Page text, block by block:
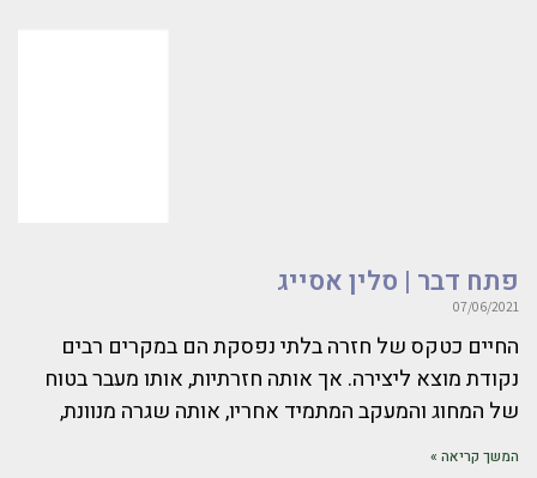
פתח דבר | סלין אסייג
07/06/2021
החיים כטקס של חזרה בלתי נפסקת הם במקרים רבים
נקודת מוצא ליצירה. אך אותה חזרתיות, אותו מעבר בטוח
של המחוג והמעקב המתמיד אחריו, אותה שגרה מנוונת,
המשך קריאה »